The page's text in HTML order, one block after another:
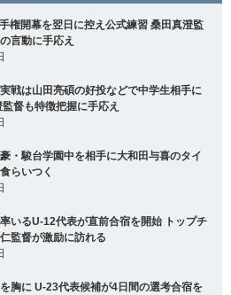
権開幕を翌日に控え公式練習 桑田真澄監
言動に手応え
戦は山田亮碩の好投などで中学生相手に
督も特徴把握に手応え
・駿台学園中を相手に大和田与喜のタイ
らいつく
いるU-12代表が直前合宿を開始 トップチ
監督が激励に訪れる
胸に U-23代表候補が4日間の選考合宿を